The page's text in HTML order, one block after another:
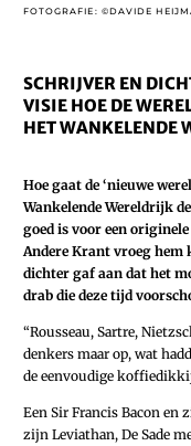
FOTOGRAFIE: ©DAVIDE
SCHRIJVER EN
VISIE HOE DE
HET WANKELENDE
Hoe gaat de ‘nieuwe
Wankelende Wereldrijk
goed is voor een
Andere Krant vroeg
dichter gaf aan dat het
drab die deze tijd
“Rousseau, Sartre,
denkers maar op, wat
de eenvoudige
Een Sir Francis Bacon en
zijn Leviathan, De Sade